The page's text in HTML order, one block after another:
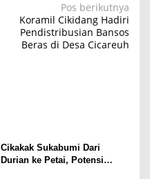
Pos berikutnya
Koramil Cikidang Hadiri
Pendistribusian Bansos
Beras di Desa Cicareuh
Cikakak Sukabumi Dari
Durian ke Petai, Potensi